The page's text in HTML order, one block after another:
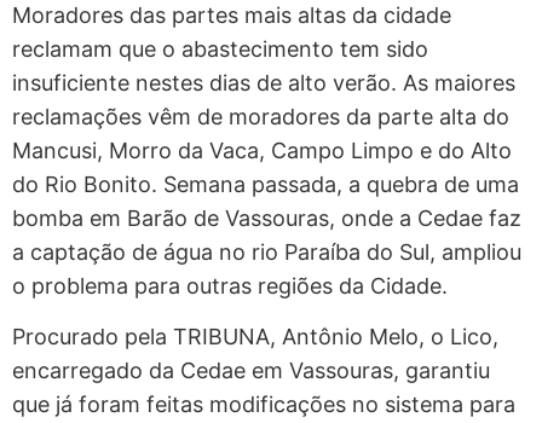
Moradores das partes mais altas da cidade
reclamam que o abastecimento tem sido
insuficiente nestes dias de alto verão. As maiores
reclamações vêm de moradores da parte alta do
Mancusi, Morro da Vaca, Campo Limpo e do Alto
do Rio Bonito. Semana passada, a quebra de uma
bomba em Barão de Vassouras, onde a Cedae faz
a captação de água no rio Paraíba do Sul, ampliou
o problema para outras regiões da Cidade.
Procurado pela TRIBUNA, Antônio Melo, o Lico,
encarregado da Cedae em Vassouras, garantiu
que já foram feitas modificações no sistema para